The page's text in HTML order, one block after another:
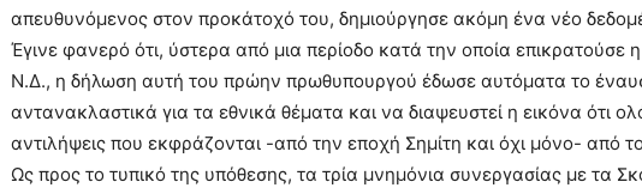
απευθυνόμενος στον προκάτοχό του, δημιούργησε ακόμη ένα νέο
Έγινε φανερό ότι, ύστερα από μια περίοδο κατά την οποία
Ν.Δ., η δήλωση αυτή του πρώην πρωθυπουργού έδωσε αυτόματα το
αντανακλαστικά για τα εθνικά θέματα και να διαψευστεί η εικόνα ότι
αντιλήψεις που εκφράζονται -από την εποχή Σημίτη και όχι μόνο- από
Ως προς το τυπικό της υπόθεσης, τα τρία μνημόνια συνεργασίας με